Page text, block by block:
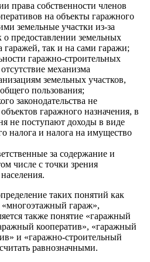
права собственности членов
на объекты гаражного
земельные участки из-за
о предоставлении земельных
гаражей, так и на сами гаражи;
гаражно-строительных
механизма
земельных участков,
пользования;
законодательства не
гаражного назначения, в
не поступают доходы в виде
налога и налога на имущество
за содержание и
числе с точки зрения
таких понятий как
гараж»,
также понятие «гаражный
кооператив», «гаражный
и «гаражно-строительный
равнозначными.